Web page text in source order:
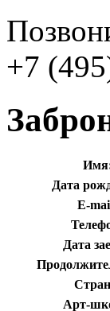
+7
Дата
E-
Дата
Арт-